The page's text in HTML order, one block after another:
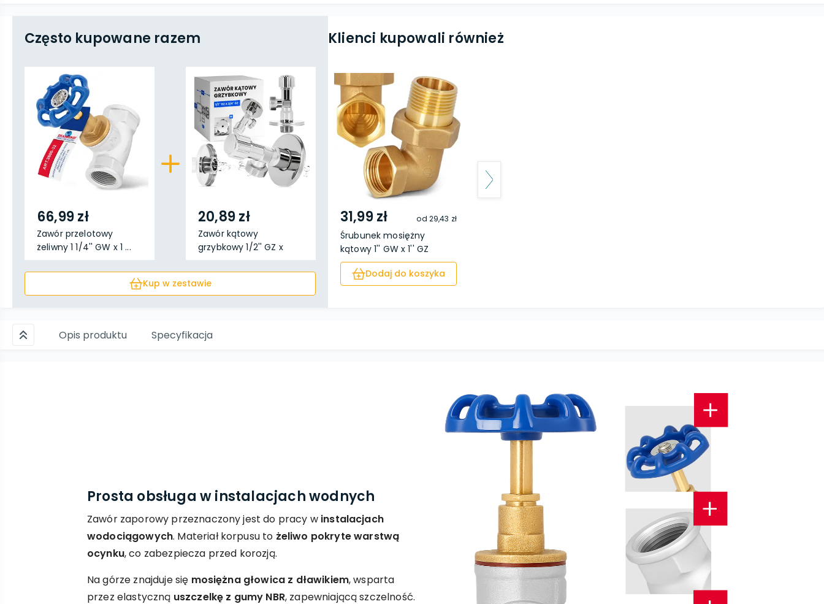
Często kupowane razem
66,99 zł
Zawór przelotowy
żeliwny 1 1/4'' GW x 1 ...
20,89 zł
Zawór kątowy
grzybkowy 1/2'' GZ x
3/4'' ...
Kup w zestawie
Klienci kupowali również
31,99 zł od 29,43 zł
Śrubunek mosiężny
kątowy 1'' GW x 1'' GZ
Dodaj do koszyka
Opis produktu Specyfikacja
Prosta obsługa w instalacjach wodnych
Zawór zaporowy przeznaczony jest do pracy w instalacjach
wodociągowych. Materiał korpusu to żeliwo pokryte warstwą
ocynku, co zabezpiecza przed korozją.
Na górze znajduje się mosiężna głowica z dławikiem, wsparta
przez elastyczną uszczelkę z gumy NBR, zapewniającą szczelność.